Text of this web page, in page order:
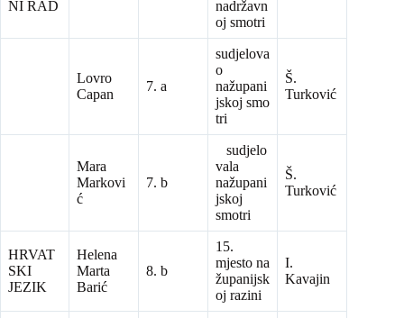
NI RAD
nadržavn
oj smotri
Lovro
Capan
7. a
sudjelova
o
nažupani
jskoj smo
tri
Š.
Turković
Mara
Markovi
ć
7. b
sudjelo
vala
nažupani
jskoj
smotri
Š.
Turković
HRVAT
SKI
JEZIK
Helena
Marta
Barić
8. b
15.
mjesto na
županijsk
oj razini
I.
Kavajin